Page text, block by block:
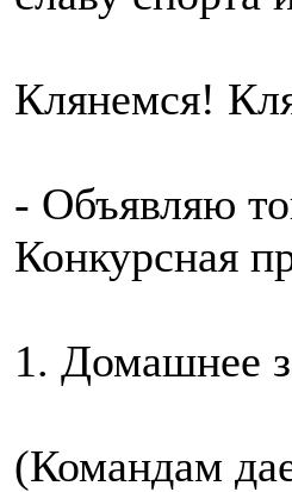
Клянемся!
- Объявляю
Конкурсная
1. Домашнее
(Командам